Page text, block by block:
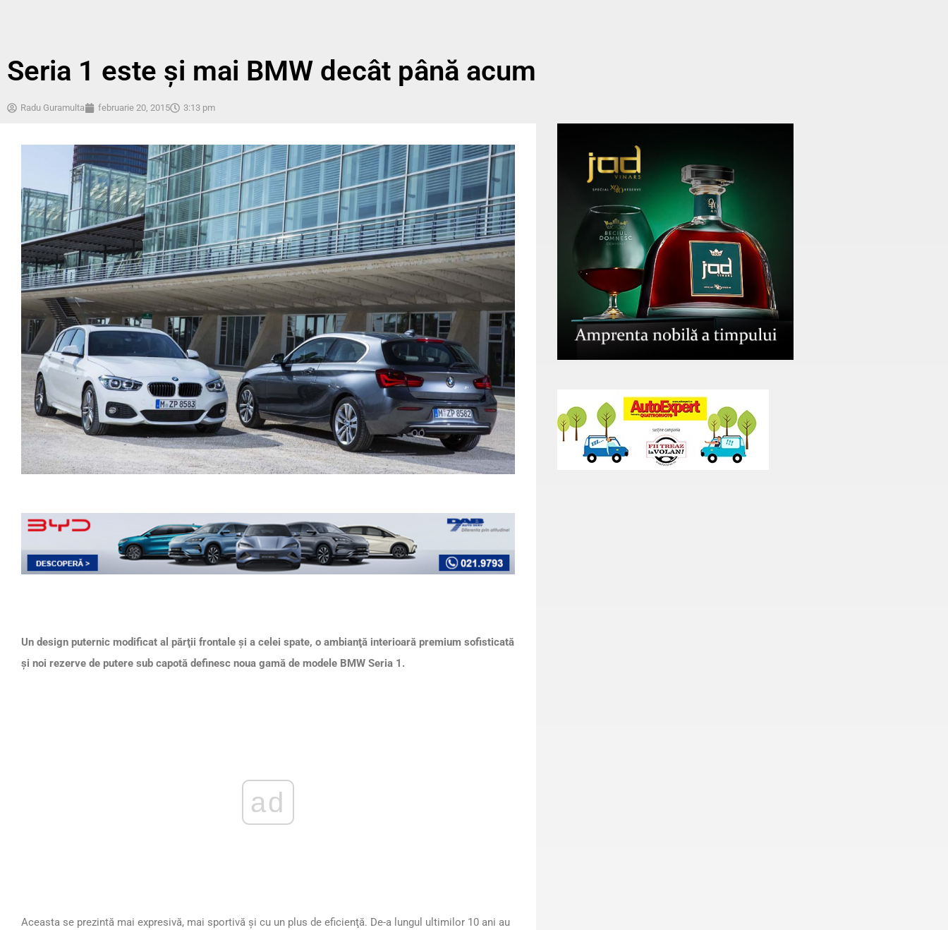
Seria 1 este şi mai BMW decât până acum
Radu Guramulta februarie 20, 2015 3:13 pm
Un design puternic modificat al părţii frontale şi a celei spate, o ambianţă interioară premium sofisticată
şi noi rezerve de putere sub capotă definesc noua gamă de modele BMW Seria 1.
ad
Aceasta se prezintă mai expresivă, mai sportivă şi cu un plus de eficienţă. De-a lungul ultimilor 10 ani au